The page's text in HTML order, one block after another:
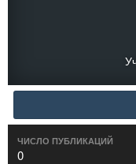
ЧИСЛО ПУБЛИКАЦИЙ
0